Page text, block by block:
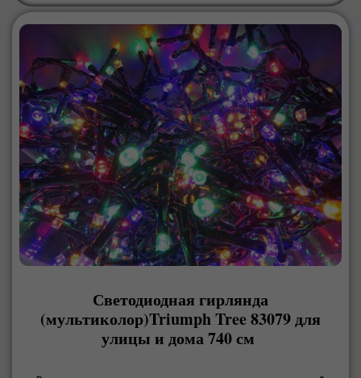
Светодиодная гирлянда
(мультиколор)Triumph Tree 83079 для
улицы и дома 740 см